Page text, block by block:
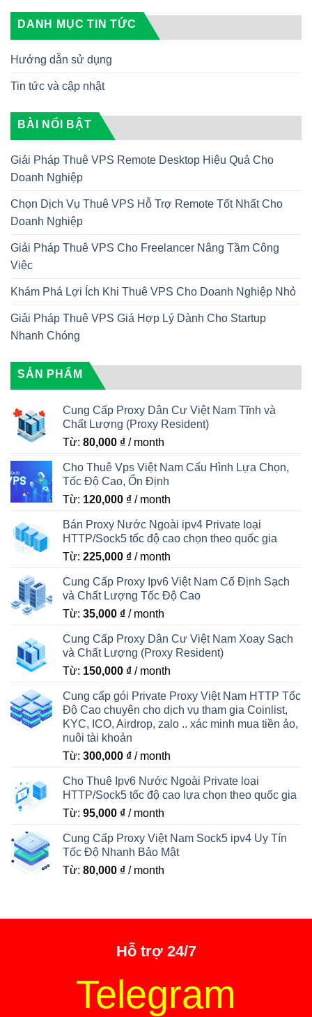
DANH MỤC TIN TỨC
Hướng dẫn sử dụng
Tin tức và cập nhật
BÀI NỔI BẬT
Giải Pháp Thuê VPS Remote Desktop Hiệu Quả Cho
Doanh Nghiệp
Chọn Dịch Vụ Thuê VPS Hỗ Trợ Remote Tốt Nhất Cho
Doanh Nghiệp
Giải Pháp Thuê VPS Cho Freelancer Nâng Tầm Công
Việc
Khám Phá Lợi Ích Khi Thuê VPS Cho Doanh Nghiệp Nhỏ
Giải Pháp Thuê VPS Giá Hợp Lý Dành Cho Startup
Nhanh Chóng
SẢN PHẨM
Cung Cấp Proxy Dân Cư Việt Nam Tĩnh và
Chất Lượng (Proxy Resident)
Từ: 80,000 ₫ / month
Cho Thuê Vps Việt Nam Cấu Hình Lựa Chọn,
Tốc Độ Cao, Ổn Định
Từ: 120,000 ₫ / month
Bán Proxy Nước Ngoài ipv4 Private loại
HTTP/Sock5 tốc độ cao chọn theo quốc gia
Từ: 225,000 ₫ / month
Cung Cấp Proxy Ipv6 Việt Nam Cố Định Sạch
và Chất Lượng Tốc Độ Cao
Từ: 35,000 ₫ / month
Cung Cấp Proxy Dân Cư Việt Nam Xoay Sạch
và Chất Lượng (Proxy Resident)
Từ: 150,000 ₫ / month
Cung cấp gói Private Proxy Việt Nam HTTP Tốc
Độ Cao chuyên cho dịch vụ tham gia Coinlist,
KYC, ICO, Airdrop, zalo .. xác minh mua tiền ảo,
nuôi tài khoản
Từ: 300,000 ₫ / month
Cho Thuê Ipv6 Nước Ngoài Private loại
HTTP/Sock5 tốc độ cao lựa chọn theo quốc gia
Từ: 95,000 ₫ / month
Cung Cấp Proxy Việt Nam Sock5 ipv4 Uy Tín
Tốc Độ Nhanh Bảo Mật
Từ: 80,000 ₫ / month
Hỗ trợ 24/7
Telegram